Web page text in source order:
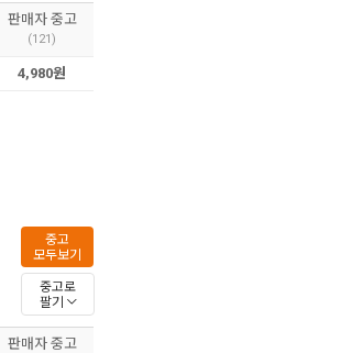
판매자 중고
(121)
4,980원
중고
모두보기
중고로
팔기
판매자 중고